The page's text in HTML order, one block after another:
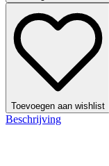
Toevoegen aan wishlist
Beschrijving